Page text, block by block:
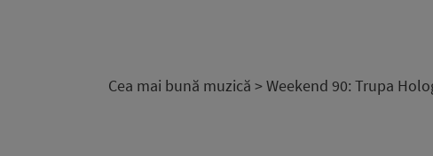
Cea mai bună muzică > Weekend 90: Trupa